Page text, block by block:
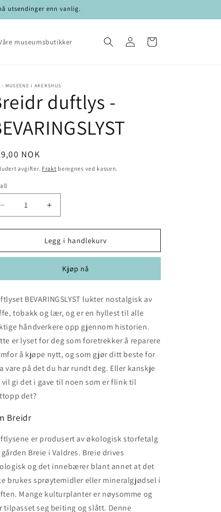
utsendinger enn vanlig.
museumsbutikker
Logg
inn
Handlekurv
- MUSEENE I AKERSHUS
duftlys -
NOK
avgifter. Frakt beregnes ved kassen.
antallet
for
duftlys
BEVARINGSLYST
Øk
antallet
for
Breidr
duftlys
BEVARINGSLYST
Legg i handlekurv
Kjøp nå
BEVARINGSLYST lukter nostalgisk av
tobakk og lær, og er en hyllest til alle
håndverkere opp gjennom historien.
er lyset for deg som foretrekker å reparere
å kjøpe nytt, og som gjør ditt beste for
vare på det du har rundt deg. Eller kanskje
vil gi det i gave til noen som er flink til
det?
Breidr
er produsert av økologisk storfetalg
Breie i Valdres. Breie drives
og det innebærer blant annet at det
brukes sprøytemidler eller mineralgjødsel i
Mange kulturplanter er nøysomme og
tilpasset seg beiting og slått. Denne